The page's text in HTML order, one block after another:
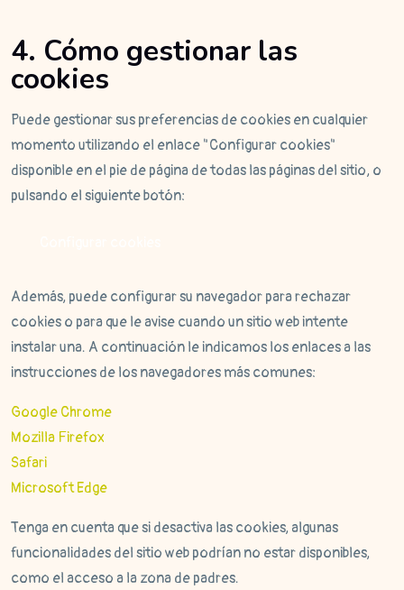
4. Cómo gestionar las
cookies
Puede gestionar sus preferencias de cookies en cualquier
momento utilizando el enlace "Configurar cookies"
disponible en el pie de página de todas las páginas del sitio, o
pulsando el siguiente botón:
Además, puede configurar su navegador para rechazar
cookies o para que le avise cuando un sitio web intente
instalar una. A continuación le indicamos los enlaces a las
instrucciones de los navegadores más comunes:
Google Chrome
Mozilla Firefox
Safari
Microsoft Edge
Tenga en cuenta que si desactiva las cookies, algunas
funcionalidades del sitio web podrían no estar disponibles,
como el acceso a la zona de padres.